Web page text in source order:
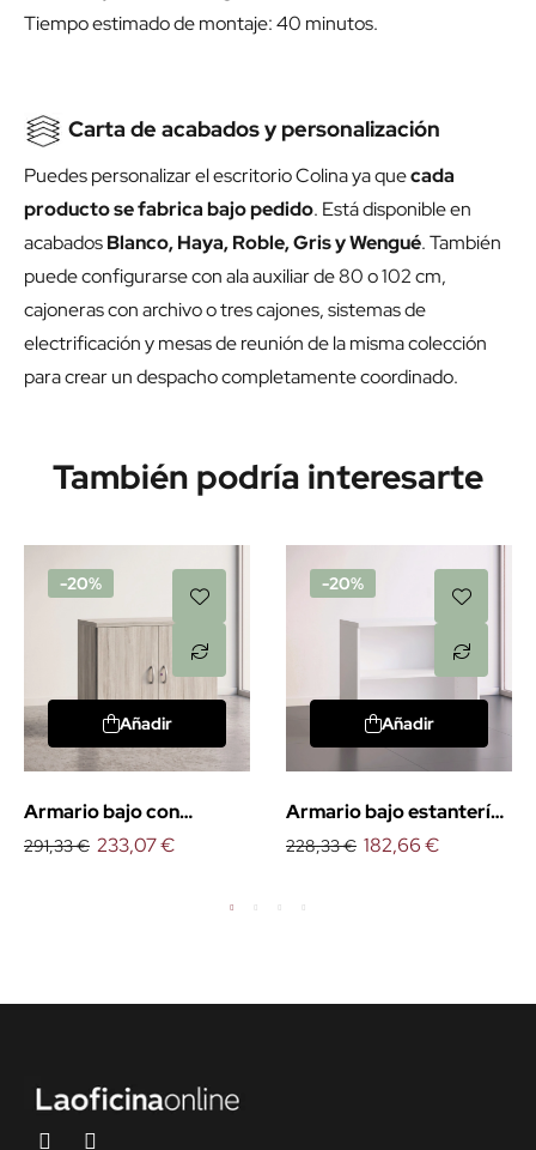
Tiempo estimado de montaje: 40 minutos.
Carta de acabados y personalización
Puedes personalizar el escritorio Colina ya quecada
producto se fabrica bajo pedido. Está disponible en
acabadosBlanco, Haya, Roble, Gris y Wengué. También
puede configurarse con ala auxiliar de 80 o 102 cm,
cajoneras con archivo o tres cajones, sistemas de
electrificación y mesas de reunión de la misma colección
para crear un despacho completamente coordinado.
También podría interesarte
-20%
Añadir
Armario bajo con
puertas Euro
291,33 € 233,07 €
-20%
Añadir
Armario bajo estantería
Euro
228,33 € 182,66 €